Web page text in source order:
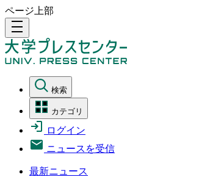
ページ上部
density_medium
検索
カテゴリ
ログイン
ニュースを受信
最新ニュース